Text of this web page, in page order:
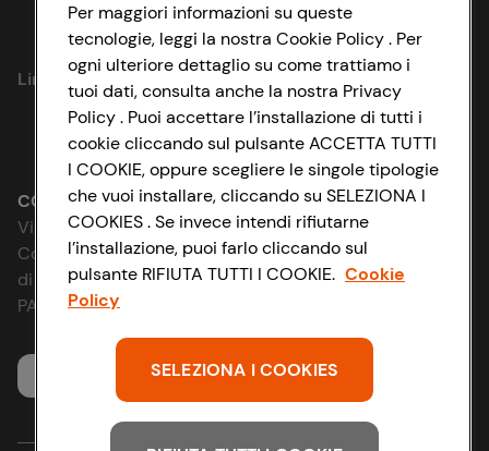
Privacy Policy
Cookie Policy
Impostazioni Cookie
Accessibilità
D&I e Parità di Genere
Strategia Fiscale
Link utili
Lavora con noi
Le cooperative
News & Approfondimenti
Richiami prodotto
Whistleblowing
CONAD SOCIETÀ COOPERATIVA
Via Michelino, 59 | 40127 BOLOGNA
Codice Fiscale e Registro Imprese
di Bologna 00865960157
PARTITA IVA 03320960374
Servizio clienti
Per maggiori informazioni su queste
tecnologie, leggi la nostra Cookie Policy . Per
ogni ulteriore dettaglio su come trattiamo i
tuoi dati, consulta anche la nostra Privacy
Policy . Puoi accettare l’installazione di tutti i
cookie cliccando sul pulsante ACCETTA TUTTI
I COOKIE, oppure scegliere le singole tipologie
che vuoi installare, cliccando su SELEZIONA I
COOKIES . Se invece intendi rifiutarne
l’installazione, puoi farlo cliccando sul
pulsante RIFIUTA TUTTI I COOKIE. Cookie
Policy
SELEZIONA I COOKIES